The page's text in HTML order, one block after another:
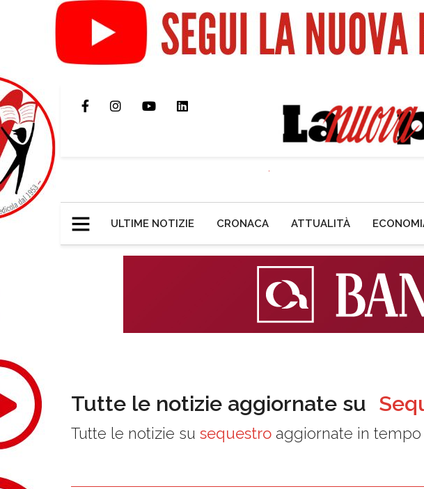
ULTIME NOTIZIE CRONACA ATTUALITÀ
Tutte le notizie aggiornate su
Tutte le notizie su sequestro aggiornate in